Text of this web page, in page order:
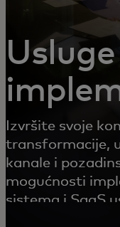
Usluge
Izvršite svoje
transformacije,
kanale i
mogućnosti
sistema i SaaS